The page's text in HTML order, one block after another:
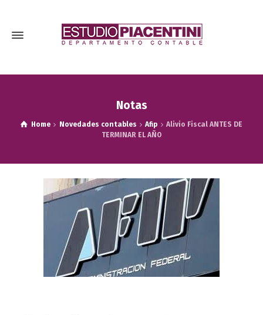
Notas
Home Novedades contables Afip
Alivio Fiscal ANTES DE
TERMINAR EL AÑO